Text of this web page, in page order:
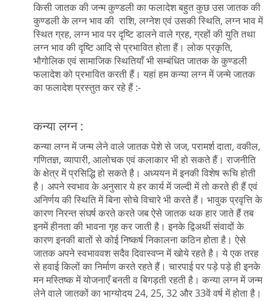
किसी जातक की जन्म कुण्डली का फलादेश बहुत कुछ उस जातक की
कुण्डली के लग्न भाव की राशि, लग्नेश एवं उसकी स्थिति, लग्न भाव में
स्थित ग्रह, लग्न भाव पर दृष्टि डालने वाले ग्रह, ग्रहों की युति तथा
लग्न भाव की दृष्टि आदि से प्रभावित होता हैं। लोक प्रकृति,
भौगोलिक एवं सामाजिक स्थितियाँ भी सम्बंधित जातक के कुण्डली
फलादेश को प्रभावित करती हैं। यहां हम कन्या लग्न में जन्मे जातक
का फलादेश प्रस्तुत कर रहे हैं :-
कन्या लग्न :
कन्या लग्न में जन्म लेने वाले जातक पेशे से जज, परामर्श दाता, वकील,
गणितज्ञ, व्यापारी, आलोचक एवं कलाकार भी हो सकते हैं। राजनीति
के क्षेत्र में प्रसिद्धि हो सकते है। अध्ययन में इनकी विशेष रूचि होती
है। अपने स्वभाव के अनुसार ये हर कार्य में जल्दी में तो करते ही हैं एवं
अनिर्णय की स्थिति में बिना सोचे विचारे भी करते हैं। भावुक प्रवृत्ति के
कारण निरन्त संघर्ष करते करते जब ऐसे जातक थक हार जाते हैं तब
इनमें हीनता की भावना गृह कर जाती है। इनके द्विअर्थी संवादों के
कारण इनकी बातों से कोई निष्कर्ष निकालना कठिन होता है। ऐसे
जातक अपने स्वभाववश सदैव दिवास्वप्न में खोये रहते है। ये एक तरह
से हवाई किलों का निर्माण करते रहते हैं। चारपाई पर पड़े पड़े ही इनके
मन मस्तिष्क में योजनाएँ बनती व बिगड़ती रहती है। कन्या लग्न में जन्म
लेने वाले जातकों का भाग्योदय 24, 25, 32 और 33वें वर्ष में होता है।